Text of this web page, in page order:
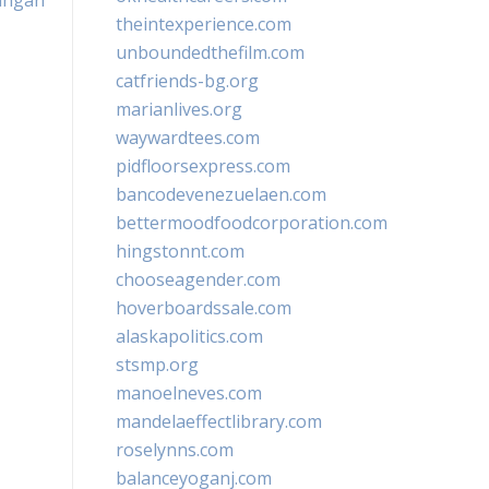
theintexperience.com
unboundedthefilm.com
catfriends-bg.org
marianlives.org
waywardtees.com
pidfloorsexpress.com
bancodevenezuelaen.com
bettermoodfoodcorporation.com
hingstonnt.com
chooseagender.com
hoverboardssale.com
alaskapolitics.com
stsmp.org
manoelneves.com
mandelaeffectlibrary.com
roselynns.com
balanceyoganj.com